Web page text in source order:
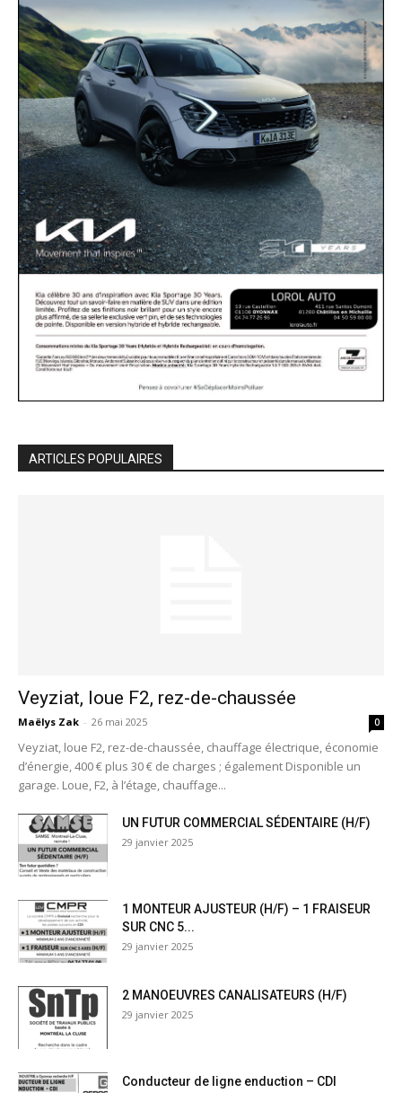
ARTICLES POPULAIRES
Veyziat, loue F2, rez-de-chaussée
Maëlys Zak - 26 mai 2025 0
Veyziat, loue F2, rez-de-chaussée, chauffage électrique, économie
d’énergie, 400 € plus 30 € de charges ; également Disponible un
garage. Loue, F2, à l’étage, chauffage...
UN FUTUR COMMERCIAL SÉDENTAIRE (H/F)
29 janvier 2025
1 MONTEUR AJUSTEUR (H/F) – 1 FRAISEUR
SUR CNC 5...
29 janvier 2025
2 MANOEUVRES CANALISATEURS (H/F)
29 janvier 2025
Conducteur de ligne enduction – CDI